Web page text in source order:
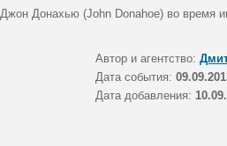
Донахью (John Donahoe) во время
Автор и агентство:
Дата события:
Дата добавления: